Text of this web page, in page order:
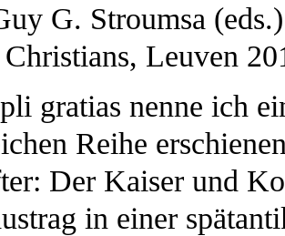
G. Stroumsa
Christians, Leuven
gratias nenne ich
Reihe
Der Kaiser und
in einer